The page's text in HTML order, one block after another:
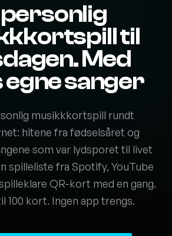
til
Med
sanger
musikkkortspill rundt
hitene fra fødselsåret og
som var lydsporet til livet
spilleliste fra Spotify, YouTube
QR-kort med en gang.
100 kort. Ingen app trengs.